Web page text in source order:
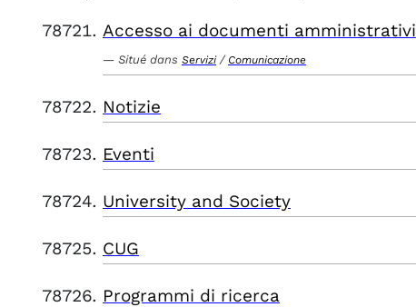
Accesso ai documenti amministrativi
Situé dans Servizi / Comunicazione
Notizie
Eventi
University and Society
CUG
Programmi di ricerca